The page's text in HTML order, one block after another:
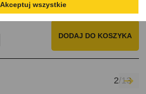
serwisu, a my naprawimy ją w ciągu
DODAJ DO KOSZYKA
2/13
Akceptuj wszystkie